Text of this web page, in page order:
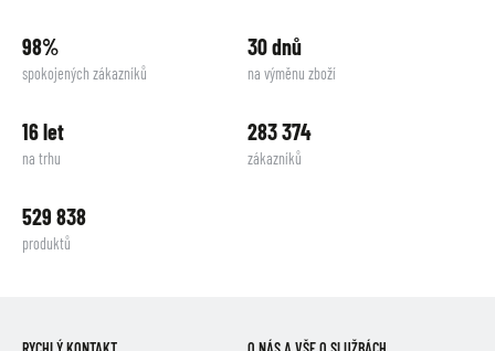
98%
spokojených zákazníků
30 dnů
na výměnu zboží
16 let
na trhu
283 374
zákazníků
529 838
produktů